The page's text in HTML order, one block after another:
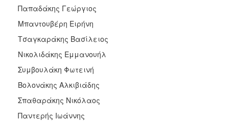
Παπαδάκης Γεώργιος
Μπαντουβέρη Ειρήνη
Τσαγκαράκης Βασίλειος
Νικολιδάκης Εμμανουήλ
Συμβουλάκη Φωτεινή
Βολονάκης Αλκιβιάδης
Σπαθαράκης Νικόλαος
Παντερής Ιωάννης